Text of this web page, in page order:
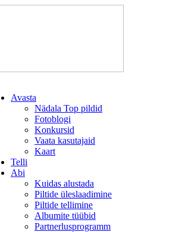
Avasta
Nädala Top pildid
Fotoblogi
Konkursid
Vaata kasutajaid
Kaart
Telli
Abi
Kuidas alustada
Piltide üleslaadimine
Piltide tellimine
Albumite tüübid
Partnerlusprogramm